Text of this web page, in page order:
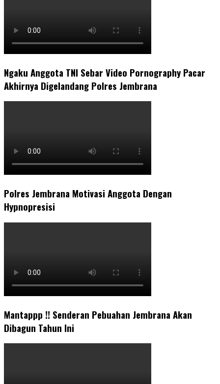
Ngaku Anggota TNI Sebar Video Pornography Pacar
Akhirnya Digelandang Polres Jembrana
Polres Jembrana Motivasi Anggota Dengan
Hypnopresisi
Mantappp !! Senderan Pebuahan Jembrana Akan
Dibagun Tahun Ini